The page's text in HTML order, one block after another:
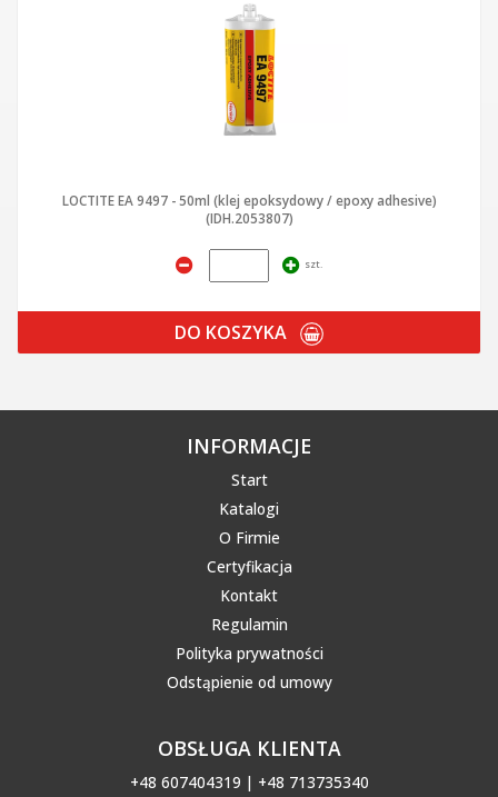
LOCTITE EA 9497 - 50ml (klej epoksydowy / epoxy adhesive)
(IDH.2053807)
szt.
DO KOSZYKA
INFORMACJE
Start
Katalogi
O Firmie
Certyfikacja
Kontakt
Regulamin
Polityka prywatności
Odstąpienie od umowy
OBSŁUGA KLIENTA
+48 607404319 | +48 713735340